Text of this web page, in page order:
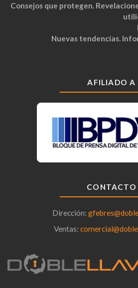
Consejos que protegen.
Nuevas tendencias.
AFILIADO A
CONTACTO
Dirección:
Ventas: